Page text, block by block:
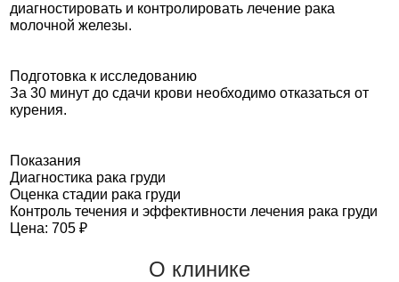
диагностировать и контролировать лечение рака
молочной железы.
Подготовка к исследованию
За 30 минут до сдачи крови необходимо отказаться от
курения.
Показания
Диагностика рака груди
Оценка стадии рака груди
Контроль течения и эффективности лечения рака груди
Цена: 705 ₽
О клинике